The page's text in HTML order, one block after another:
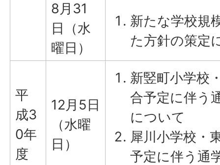
8月31
日（水
曜日）
新たな学校規
た方針の策定
平
成3
0年
度
12月5日
（水曜
日）
新竪町小学校
合予定に伴う
について
犀川小学校・
予定に伴う通